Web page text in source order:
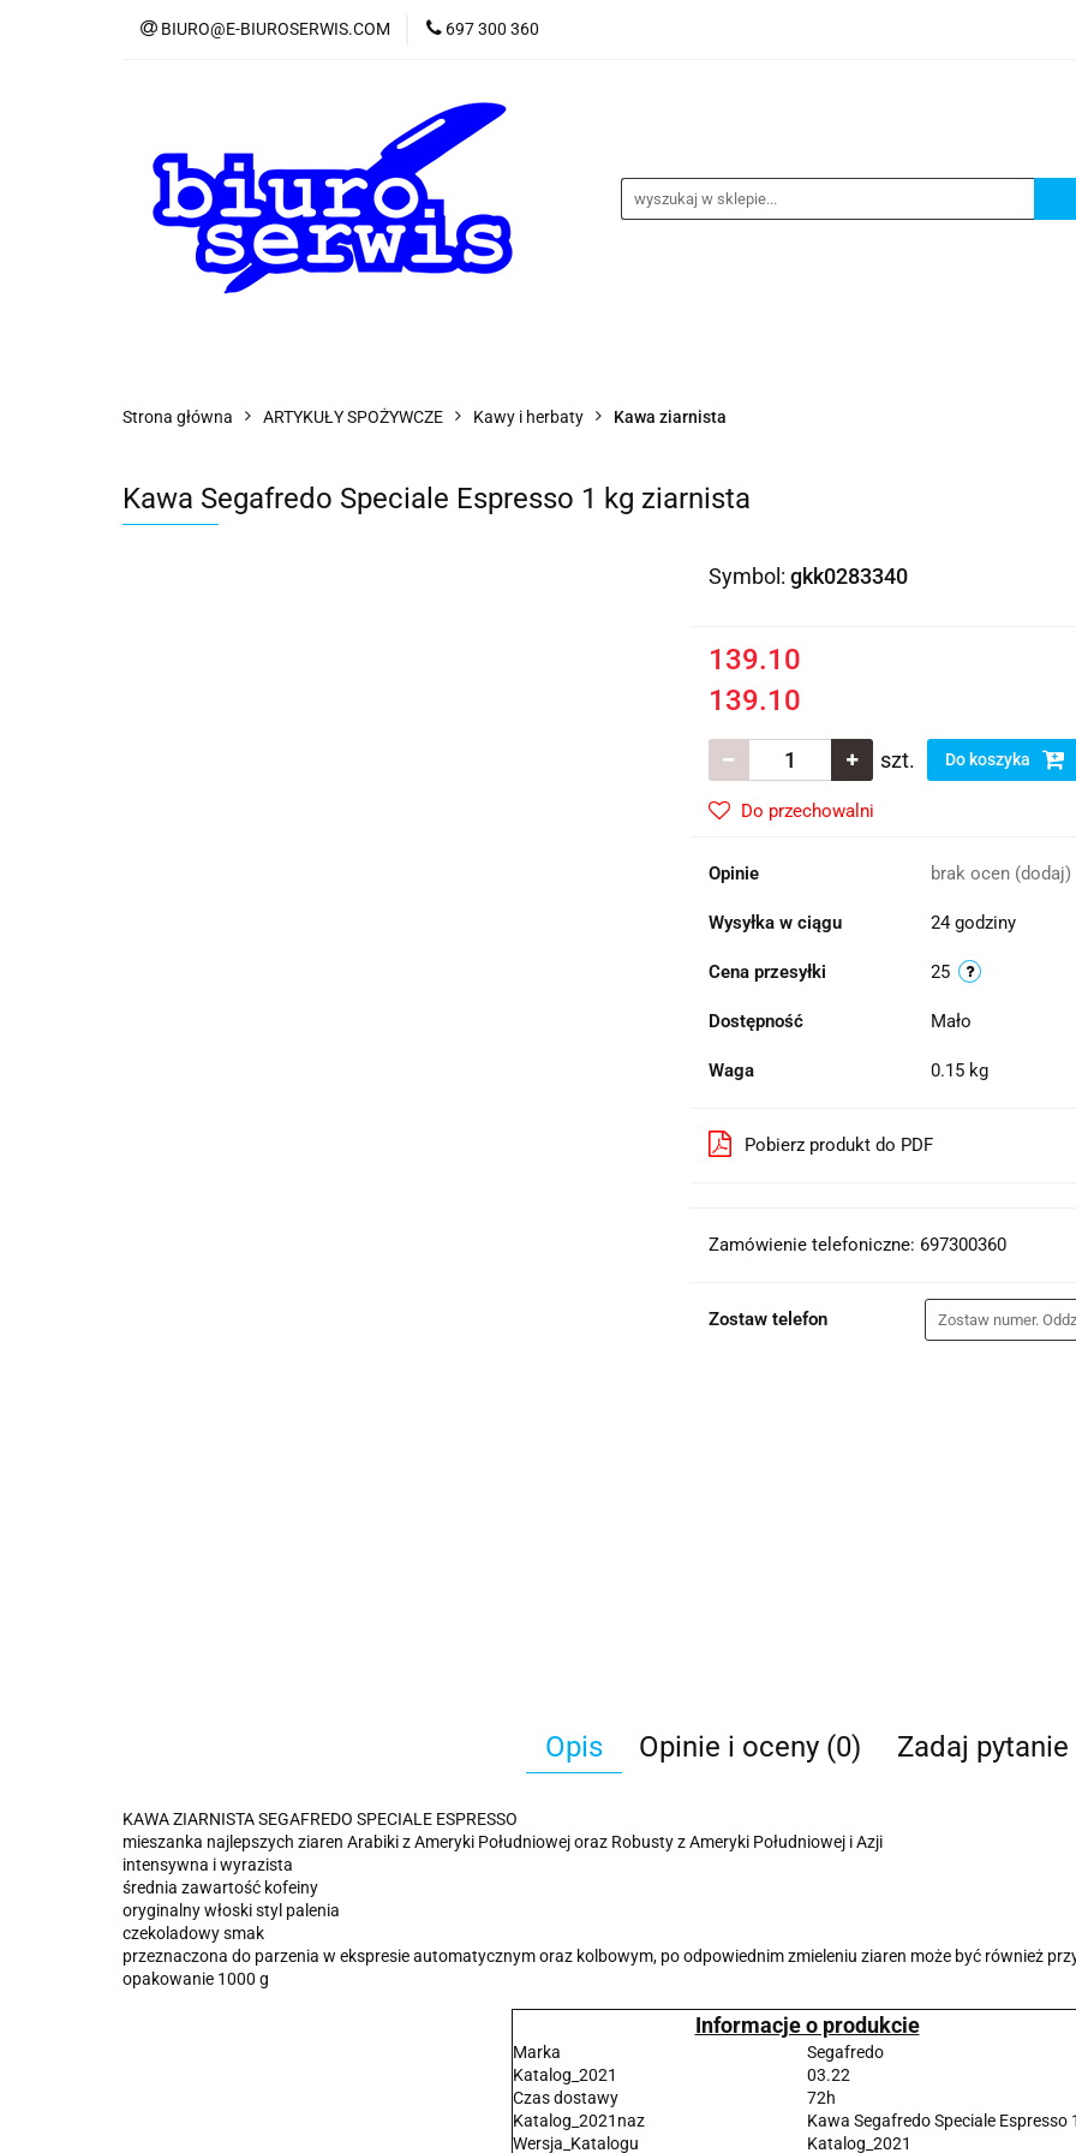
BIURO@E-BIUROSERWIS.COM 697 300 360
Strona główna ARTYKUŁY SPOŻYWCZE Kawy i herbaty Kawa ziarnista
Kawa Segafredo Speciale Espresso 1 kg ziarnista
Symbol: gkk0283340
139.10
139.10
szt. Do koszyka
Do przechowalni
Opinie brak ocen (dodaj)
Wysyłka w ciągu 24 godziny
Cena przesyłki 25
Dostępność Mało
Waga 0.15 kg
Pobierz produkt do PDF
Zamówienie telefoniczne: 697300360
Zostaw telefon
Opis Opinie i oceny (0) Zadaj pytanie
KAWA ZIARNISTA SEGAFREDO SPECIALE ESPRESSO
mieszanka najlepszych ziaren Arabiki z Ameryki Południowej oraz Robusty z Ameryki Południowej i Azji
intensywna i wyrazista
średnia zawartość kofeiny
oryginalny włoski styl palenia
czekoladowy smak
przeznaczona do parzenia w ekspresie automatycznym oraz kolbowym, po odpowiednim zmieleniu ziaren może być również
opakowanie 1000 g
Informacje o produkcie
Marka
Segafredo
Katalog_2021
03.22
Czas dostawy
72h
Katalog_2021naz
Kawa Segafredo Speciale Espresso
Wersja_Katalogu
Katalog_2021